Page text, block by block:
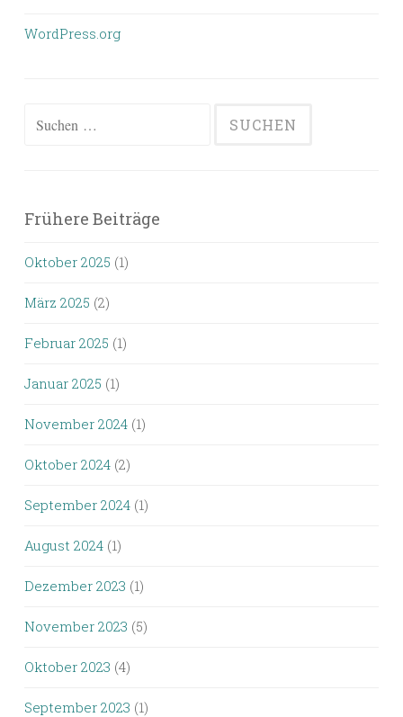
WordPress.org
Suchen
Frühere Beiträge
Oktober 2025 (1)
März 2025 (2)
Februar 2025 (1)
Januar 2025 (1)
November 2024 (1)
Oktober 2024 (2)
September 2024 (1)
August 2024 (1)
Dezember 2023 (1)
November 2023 (5)
Oktober 2023 (4)
September 2023 (1)